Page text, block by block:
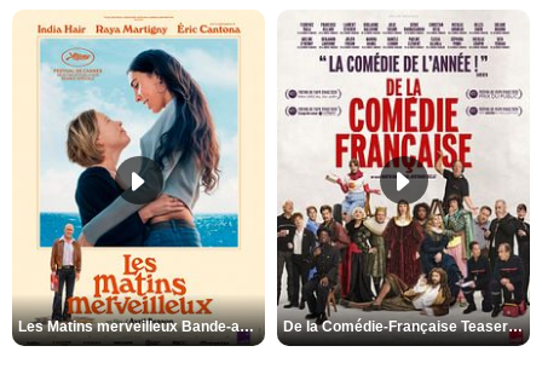
Les Matins merveilleux Bande-annonce VF De la Comédie-Française Teaser VF